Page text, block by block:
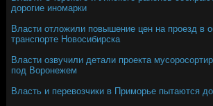
дорогие иномарки
Власти отложили повышение цен на проезд в
транспорте Новосибирска
Власти озвучили детали проекта
под Воронежем
Власть и перевозчики в Приморье пытаются